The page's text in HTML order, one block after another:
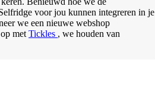
voor jou kunnen integreren in je
we een nieuwe webshop
met Tickles , we houden van